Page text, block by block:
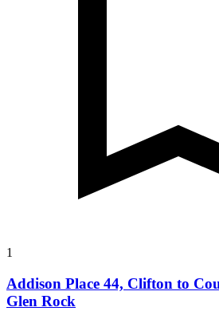
1
Addison Place 44, Clifton to
Glen Rock